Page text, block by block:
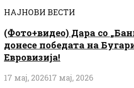
НАЈНОВИ ВЕСТИ
(Фото+видео) Дара со
донесе победата на
Евровизија!
17 мај, 202617 мај, 2026